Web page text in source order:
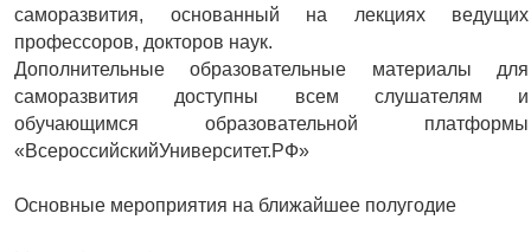
саморазвития, основанный на лекциях ведущих
профессоров, докторов наук.
Дополнительные образовательные материалы для
саморазвития доступны всем слушателям и
обучающимся образовательной платформы
«ВсероссийскийУниверситет.РФ»
Основные мероприятия на ближайшее полугодие